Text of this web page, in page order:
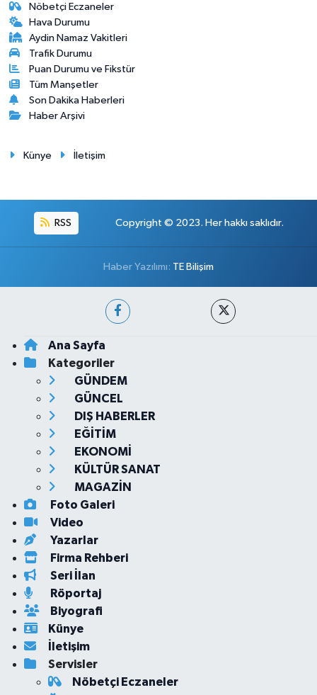
Nöbetçi Eczaneler
Hava Durumu
Aydin Namaz Vakitleri
Trafik Durumu
Puan Durumu ve Fikstür
Tüm Manşetler
Son Dakika Haberleri
Haber Arşivi
Künye İletişim
RSS Copyright © 2023. Her hakkı saklıdır.
Haber Yazılımı: TE Bilişim
Ana Sayfa
Kategoriler
GÜNDEM
GÜNCEL
DIŞ HABERLER
EĞİTİM
EKONOMİ
KÜLTÜR SANAT
MAGAZİN
Foto Galeri
Video
Yazarlar
Firma Rehberi
Seri İlan
Röportaj
Biyografi
Künye
İletişim
Servisler
Nöbetçi Eczaneler